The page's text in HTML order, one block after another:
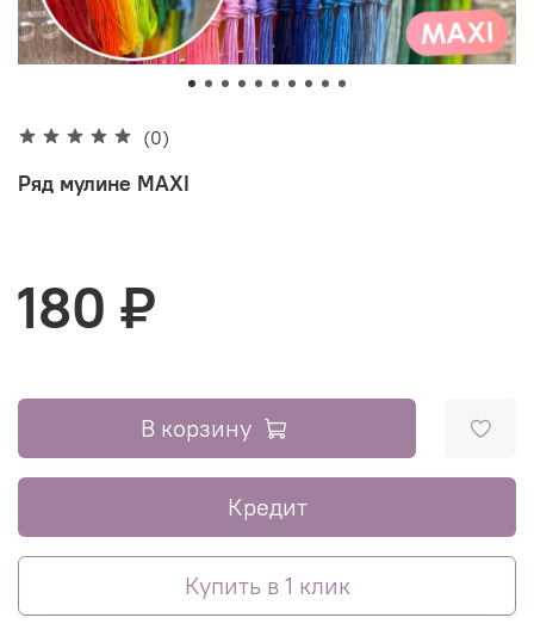
(0)
Ряд мулине MAXI
180 ₽
В корзину
Кредит
Купить в 1 клик